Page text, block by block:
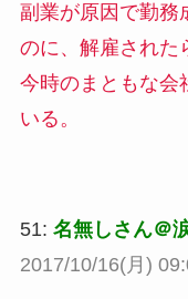
副業が原因で勤務
のに、解雇された
今時のまともな会
いる。
51: 名無しさん＠
2017/10/16(月)